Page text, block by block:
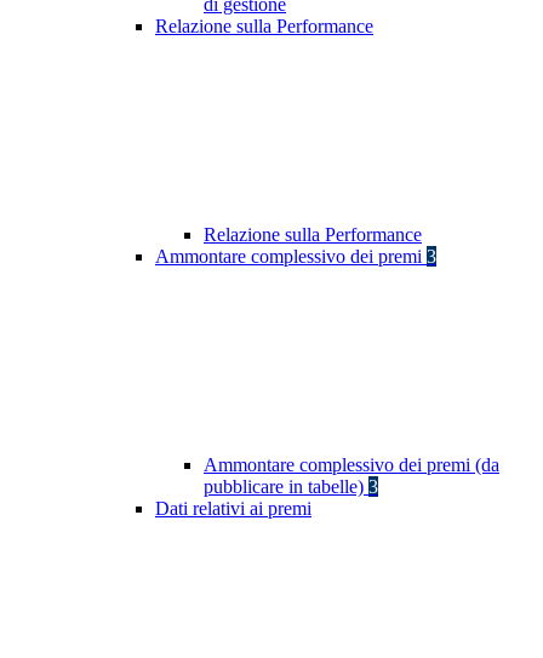
di gestione
Relazione sulla Performance
Relazione sulla Performance
Ammontare complessivo dei premi 3
Ammontare complessivo dei premi (da
pubblicare in tabelle) 3
Dati relativi ai premi